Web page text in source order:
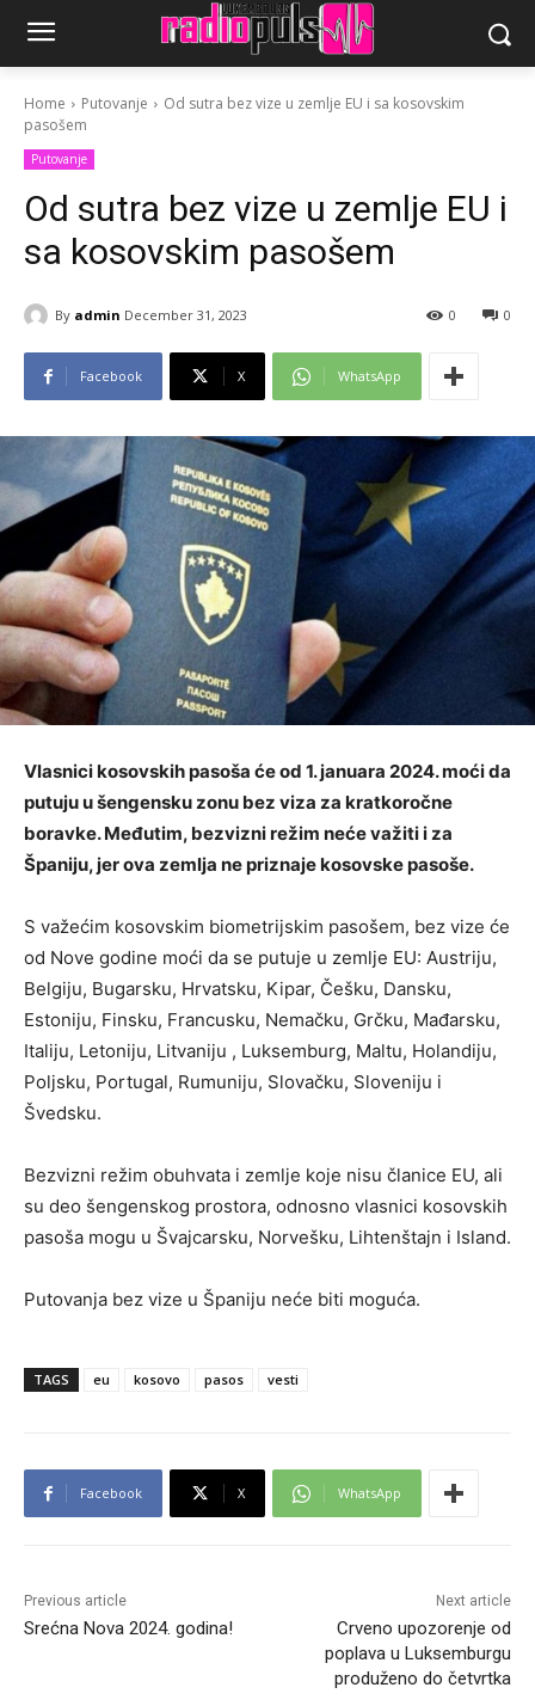
Home Putovanje
Od sutra bez vize u zemlje EU i sa kosovskim
pasošem
Putovanje
Od sutra bez vize u zemlje EU i
sa kosovskim pasošem
By admin December 31, 2023 0
0
Facebook X WhatsApp
Vlasnici kosovskih pasoša će od 1. januara 2024. moći da
putuju u šengensku zonu bez viza za kratkoročne
boravke. Međutim, bezvizni režim neće važiti i za
Španiju, jer ova zemlja ne priznaje kosovske pasoše.
S važećim kosovskim biometrijskim pasošem, bez vize će
od Nove godine moći da se putuje u zemlje EU: Austriju,
Belgiju, Bugarsku, Hrvatsku, Kipar, Češku, Dansku,
Estoniju, Finsku, Francusku, Nemačku, Grčku, Mađarsku,
Italiju, Letoniju, Litvaniju , Luksemburg, Maltu, Holandiju,
Poljsku, Portugal, Rumuniju, Slovačku, Sloveniju i
Švedsku.
Bezvizni režim obuhvata i zemlje koje nisu članice EU, ali
su deo šengenskog prostora, odnosno vlasnici kosovskih
pasoša mogu u Švajcarsku, Norvešku, Lihtenštajn i Island.
Putovanja bez vize u Španiju neće biti moguća.
TAGS eu kosovo pasos vesti
Facebook X WhatsApp
Previous article
Srećna Nova 2024. godina!
Next article
Crveno upozorenje od
poplava u Luksemburgu
produženo do četvrtka